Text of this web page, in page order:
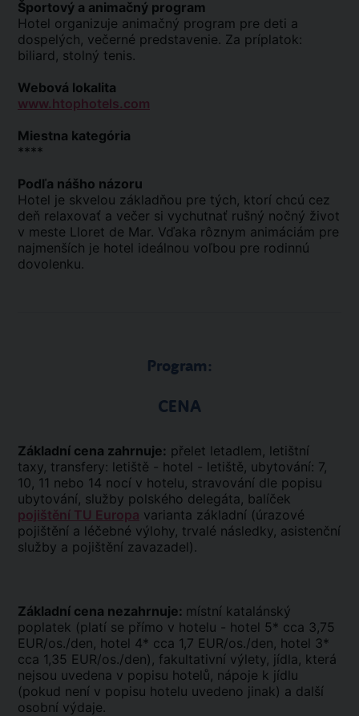
Športový a animačný program
Hotel organizuje animačný program pre deti a
dospelých, večerné predstavenie. Za príplatok:
biliard, stolný tenis.
Webová lokalita
www.htophotels.com
Miestna kategória
****
Podľa nášho názoru
Hotel je skvelou základňou pre tých, ktorí chcú cez
deň relaxovať a večer si vychutnať rušný nočný život
v meste Lloret de Mar. Vďaka rôznym animáciám pre
najmenších je hotel ideálnou voľbou pre rodinnú
dovolenku.
Program:
CENA
Základní cena zahrnuje: přelet letadlem, letištní
taxy, transfery: letiště - hotel - letiště, ubytování: 7,
10, 11 nebo 14 nocí v hotelu, stravování dle popisu
ubytování, služby polského delegáta, balíček
pojištění TU Europa varianta základní (úrazové
pojištění a léčebné výlohy, trvalé následky, asistenční
služby a pojištění zavazadel).
Základní cena nezahrnuje: místní katalánský
poplatek (platí se přímo v hotelu - hotel 5* cca 3,75
EUR/os./den, hotel 4* cca 1,7 EUR/os./den, hotel 3*
cca 1,35 EUR/os./den), fakultativní výlety, jídla, která
nejsou uvedena v popisu hotelů, nápoje k jídlu
(pokud není v popisu hotelu uvedeno jinak) a další
osobní výdaje.